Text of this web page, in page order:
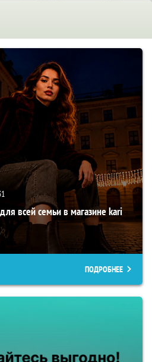
всей семьи в магазине kari
ПОДРОБНЕЕ